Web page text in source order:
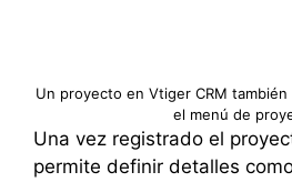
Un proyecto en Vtiger CRM
el menú de
Una vez registrado el
permite definir detalles